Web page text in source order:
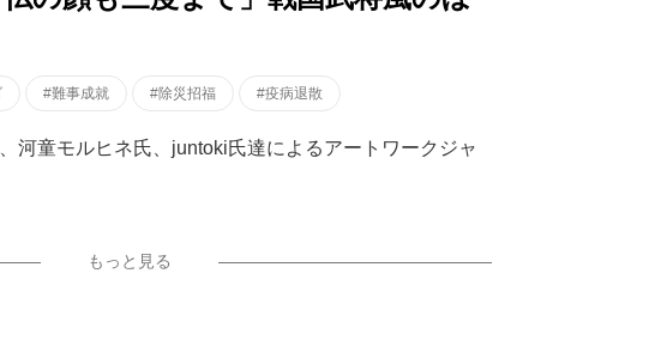
#難事成就 #除災招福 #疫病退散
河童モルヒネ氏、juntoki氏達によるアートワークジャ
もっと見る